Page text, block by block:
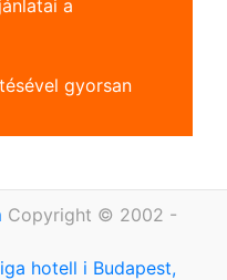
a
gyorsan
Copyright © 2002 -
hotell i Budapest,